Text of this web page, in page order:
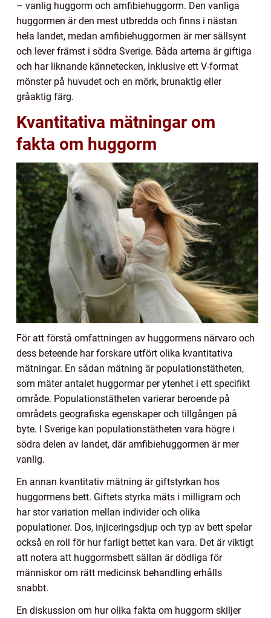
– vanlig huggorm och amfibiehuggorm. Den vanliga
huggormen är den mest utbredda och finns i nästan
hela landet, medan amfibiehuggormen är mer sällsynt
och lever främst i södra Sverige. Båda arterna är giftiga
och har liknande kännetecken, inklusive ett V-format
mönster på huvudet och en mörk, brunaktig eller
gråaktig färg.
Kvantitativa mätningar om
fakta om huggorm
För att förstå omfattningen av huggormens närvaro och
dess beteende har forskare utfört olika kvantitativa
mätningar. En sådan mätning är populationstätheten,
som mäter antalet huggormar per ytenhet i ett specifikt
område. Populationstätheten varierar beroende på
områdets geografiska egenskaper och tillgången på
byte. I Sverige kan populationstätheten vara högre i
södra delen av landet, där amfibiehuggormen är mer
vanlig.
En annan kvantitativ mätning är giftstyrkan hos
huggormens bett. Giftets styrka mäts i milligram och
har stor variation mellan individer och olika
populationer. Dos, injiceringsdjup och typ av bett spelar
också en roll för hur farligt bettet kan vara. Det är viktigt
att notera att huggormsbett sällan är dödliga för
människor om rätt medicinsk behandling erhålls
snabbt.
En diskussion om hur olika fakta om huggorm skiljer